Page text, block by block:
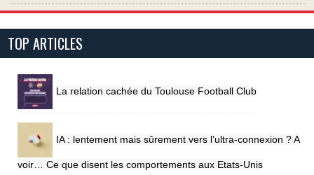
TOP ARTICLES
La relation cachée du Toulouse Football Club
IA : lentement mais sûrement vers l’ultra-connexion ? A
voir… Ce que disent les comportements aux Etats-Unis